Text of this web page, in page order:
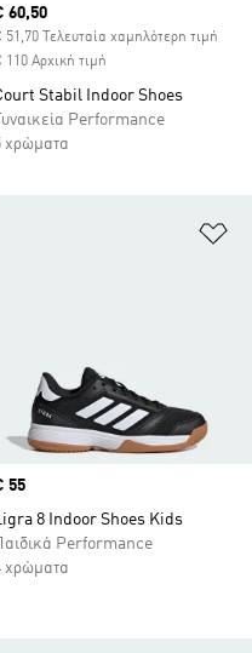
price
60,50
51,70 Τελευταία χαμηλότερη τιμή
110 Αρχική τιμή
Stabil Indoor Shoes
Γυναικεία Performance
χρώματα
στη Λίστα Επιθυμιών
55
8 Indoor Shoes Kids
Παιδικά Performance
χρώματα